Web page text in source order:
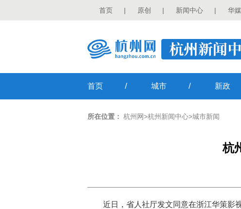
首页 | 原创 | 新闻中心 | 华
首页 / 城市 / 新政
所在位置： 杭州网>杭州新闻中心>城市新闻
杭
近日，省人社厅发文同意在浙江华策影